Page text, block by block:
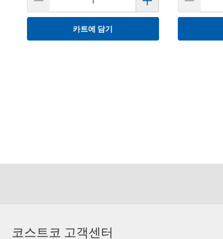
카트에 담기
코스트코 고객센터